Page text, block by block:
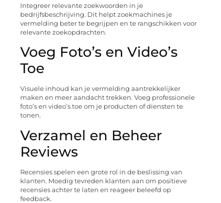
Integreer relevante zoekwoorden in je
bedrijfsbeschrijving. Dit helpt zoekmachines je
vermelding beter te begrijpen en te rangschikken voor
relevante zoekopdrachten.
Voeg Foto’s en Video’s
Toe
Visuele inhoud kan je vermelding aantrekkelijker
maken en meer aandacht trekken. Voeg professionele
foto’s en video’s toe om je producten of diensten te
tonen.
Verzamel en Beheer
Reviews
Recensies spelen een grote rol in de beslissing van
klanten. Moedig tevreden klanten aan om positieve
recensies achter te laten en reageer beleefd op
feedback.